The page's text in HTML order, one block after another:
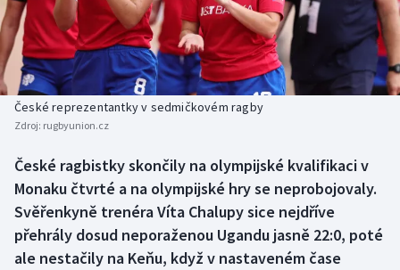
Basketbal
Biatlon
Boby a skeleton
Box
Curling
Dostihy
Historické návraty
Aplikace ČT sport
AZ kvíz
České reprezentantky v sedmičkovém ragby
Zdroj: rugbyunion.cz
České ragbistky skončily na olympijské kvalifikaci v
Monaku čtvrté a na olympijské hry se neprobojovaly.
Svěřenkyně trenéra Víta Chalupy sice nejdříve
přehrály dosud neporaženou Ugandu jasně 22:0, poté
ale nestačily na Keňu, když v nastaveném čase